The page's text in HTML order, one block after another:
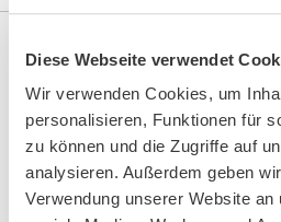
Diese Webseite verwendet
Wir verwenden Cookies, um
personalisieren, Funktionen für
zu können und die Zugriffe auf
analysieren. Außerdem geben
Verwendung unserer Website